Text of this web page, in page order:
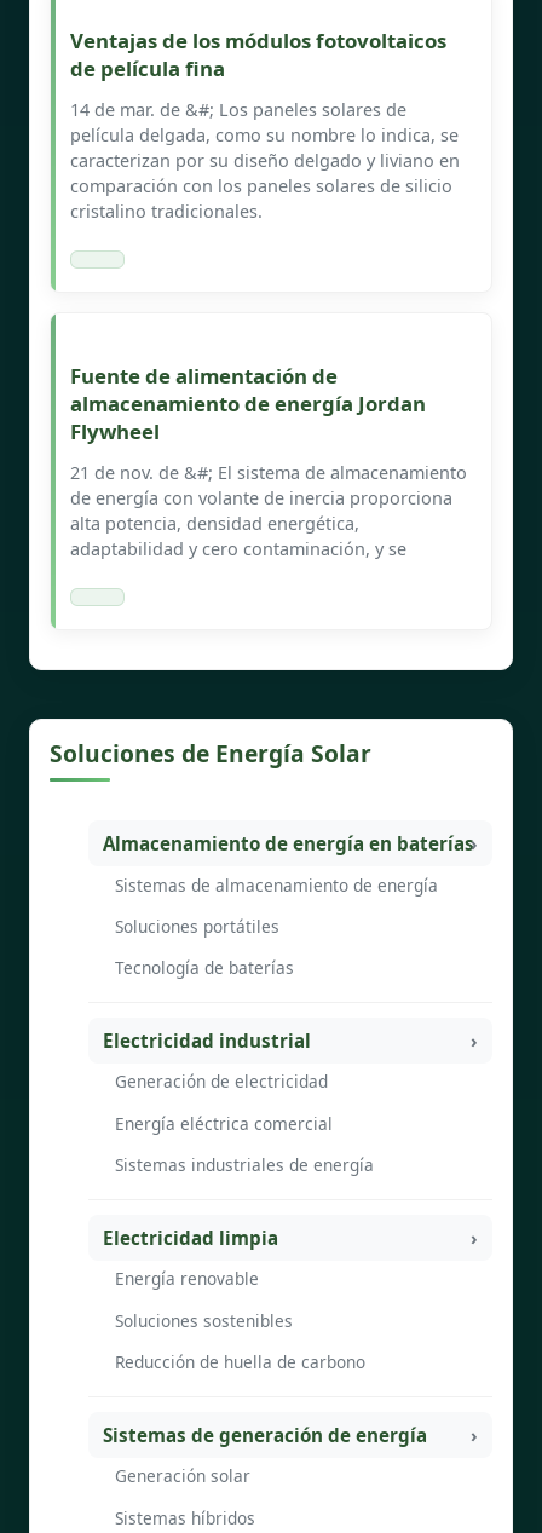
Ventajas de los módulos fotovoltaicos
de película fina
14 de mar. de &#; Los paneles solares de
película delgada, como su nombre lo indica, se
caracterizan por su diseño delgado y liviano en
comparación con los paneles solares de silicio
cristalino tradicionales.
Fuente de alimentación de
almacenamiento de energía Jordan
Flywheel
21 de nov. de &#; El sistema de almacenamiento
de energía con volante de inercia proporciona
alta potencia, densidad energética,
adaptabilidad y cero contaminación, y se
Soluciones de Energía Solar
Almacenamiento de energía en baterías
Sistemas de almacenamiento de energía
Soluciones portátiles
Tecnología de baterías
Electricidad industrial
Generación de electricidad
Energía eléctrica comercial
Sistemas industriales de energía
Electricidad limpia
Energía renovable
Soluciones sostenibles
Reducción de huella de carbono
Sistemas de generación de energía
Generación solar
Sistemas híbridos